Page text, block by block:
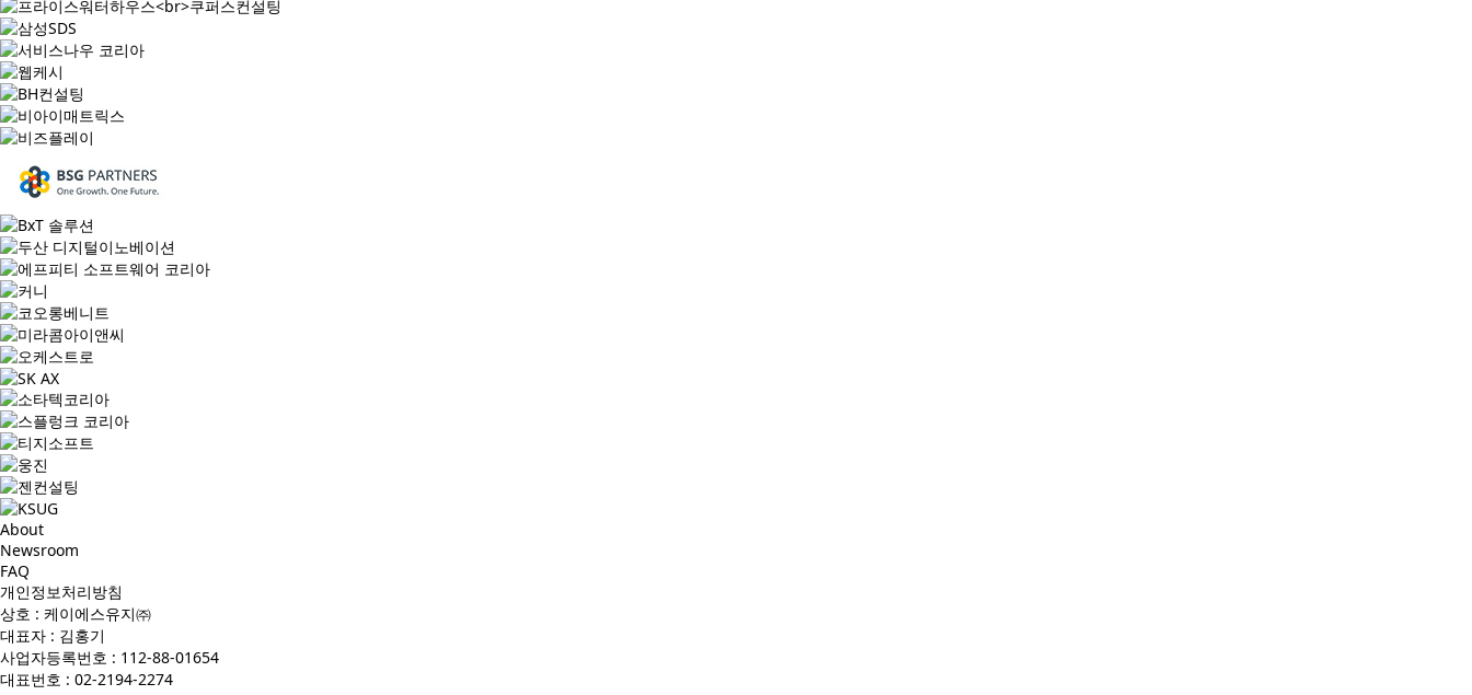
About
Newsroom
FAQ
개인정보처리방침
상호 : 케이에스유지㈜
대표자 : 김홍기
사업자등록번호 : 112-88-01654
대표번호 : 02-2194-2274